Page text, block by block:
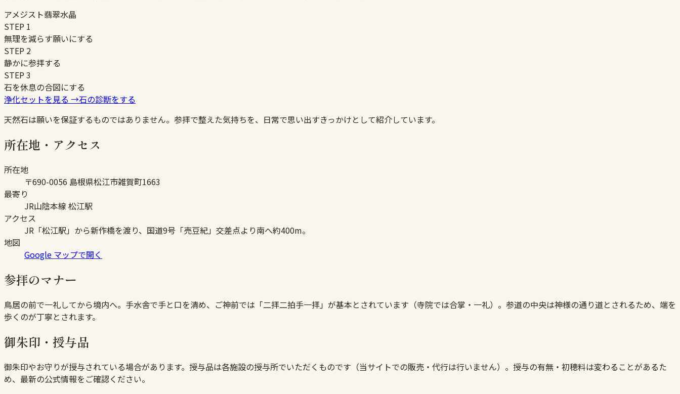
アメジスト翡翠水晶
STEP 1
無理を減らす願いにする
STEP 2
静かに参拝する
STEP3
石を休息の合図にする
浄化セットを見る →石の診断をする
天然石は願いを保証するものではありません。参拝で整えた気持ちを、日常で思い出すきっかけとして紹介しています。
所在地・アクセス
所在地
〒690-0056 島根県松江市雑賀町1663
最寄り
JR山陰本線 松江駅
アクセス
JR「松江駅」から新作橋を渡り、国道9号「売豆紀」交差点より南へ約400m。
地図
Google マップで開く
参拝のマナー
鳥居の前で一礼してから境内へ。手水舎で手と口を清め、ご神前では「二拝二拍手一拝」が基本とされています（寺院では合掌・一礼）。参道の中央は神様の通り道とされるため、端を
歩くのが丁寧とされます。
御朱印・授与品
御朱印やお守りが授与されている場合があります。授与品は各施設の授与所でいただくものです（当サイトでの販売・代行は行いません）。授与の有無・初穂料は変わることがあるた
め、最新の公式情報をご確認ください。